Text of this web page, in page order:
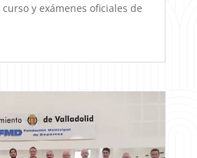
y exámenes oficiales de